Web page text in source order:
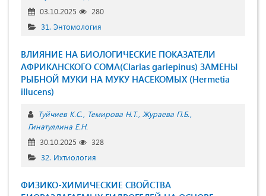
03.10.2025
280
31. Энтомология
ВЛИЯНИЕ НА БИОЛОГИЧЕСКИЕ ПОКАЗАТЕЛИ
АФРИКАНСКОГО СОМА(Clarias gariepinus) ЗАМЕНЫ
РЫБНОЙ МУКИ НА МУКУ НАСЕКОМЫХ (Hermetia
illucens)
Туйчиев К.С. Темирова Н.Т. Жураева П.Б.
Гинатуллина Е.Н.
30.10.2025
328
32. Ихтиология
ФИЗИКО-ХИМИЧЕСКИЕ СВОЙСТВА